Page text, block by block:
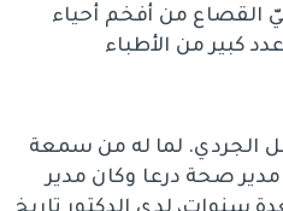
القصاع من أفخم أحياء
كبير من الأطباء
الجردي. لما له من سمعة
صحة درعا وكان مدير